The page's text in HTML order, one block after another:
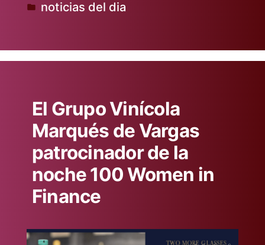
Publicado
noticias del dia
El Grupo Vinícola
Marqués de Vargas
patrocinador de la
noche 100 Women in
Finance